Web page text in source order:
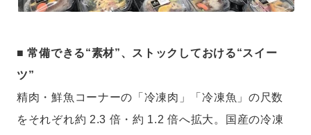
■ 常備できる“素材”、ストックしておける“スイー
ツ”
精肉・鮮魚コーナーの「冷凍肉」「冷凍魚」の尺数
をそれぞれ約 2.3 倍・約 1.2 倍へ拡大。国産の冷凍